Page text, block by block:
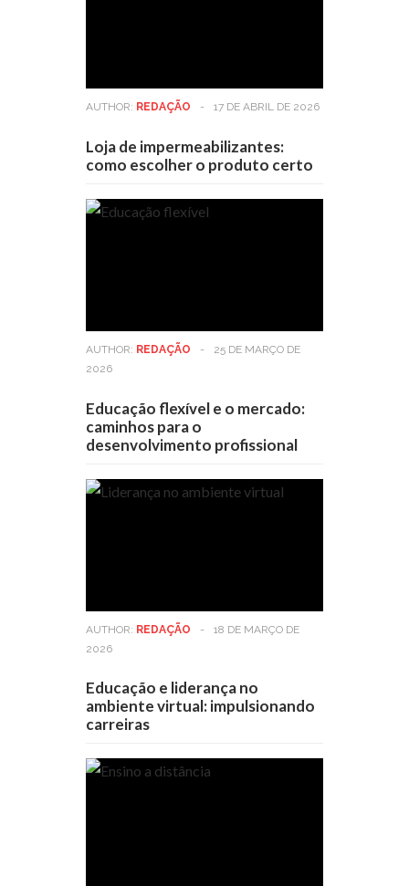
AUTHOR: REDAÇÃO - 17 DE ABRIL DE 2026
Loja de impermeabilizantes:
como escolher o produto certo
AUTHOR: REDAÇÃO -
25 DE MARÇO DE
2026
Educação flexível e o mercado:
caminhos para o
desenvolvimento profissional
AUTHOR: REDAÇÃO -
18 DE MARÇO DE
2026
Educação e liderança no
ambiente virtual: impulsionando
carreiras